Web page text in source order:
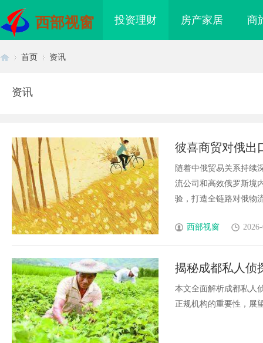
西部视窗 投资理财 房产家居 商
首页 资讯
资讯
彼喜商贸对俄出
随着中俄贸易关系持续
流公司和高效俄罗斯境
验，打造全链路对俄物
西部视窗
揭秘成都私人侦
本文全面解析成都私人
正规机构的重要性，展
配眼镜 武汉配眼镜 上海配眼镜